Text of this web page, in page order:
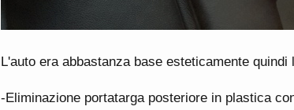
L'auto era abbastanza base esteticamente
-Eliminazione portatarga posteriore in plastica